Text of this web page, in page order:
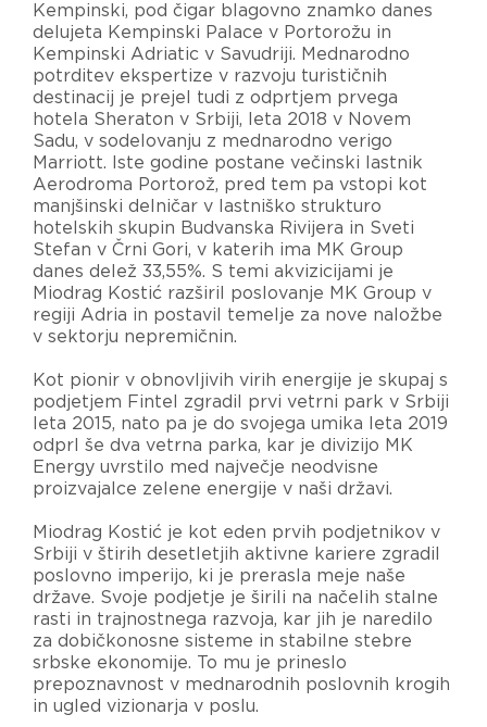
Kempinski, pod čigar blagovno znamko danes
delujeta Kempinski Palace v Portorožu in
Kempinski Adriatic v Savudriji. Mednarodno
potrditev ekspertize v razvoju turističnih
destinacij je prejel tudi z odprtjem prvega
hotela Sheraton v Srbiji, leta 2018 v Novem
Sadu, v sodelovanju z mednarodno verigo
Marriott. Iste godine postane večinski lastnik
Aerodroma Portorož, pred tem pa vstopi kot
manjšinski delničar v lastniško strukturo
hotelskih skupin Budvanska Rivijera in Sveti
Stefan v Črni Gori, v katerih ima MK Group
danes delež 33,55%. S temi akvizicijami je
Miodrag Kostić razširil poslovanje MK Group v
regiji Adria in postavil temelje za nove naložbe
v sektorju nepremičnin.
Kot pionir v obnovljivih virih energije je skupaj s
podjetjem Fintel zgradil prvi vetrni park v Srbiji
leta 2015, nato pa je do svojega umika leta 2019
odprl še dva vetrna parka, kar je divizijo MK
Energy uvrstilo med največje neodvisne
proizvajalce zelene energije v naši državi.
Miodrag Kostić je kot eden prvih podjetnikov v
Srbiji v štirih desetletjih aktivne kariere zgradil
poslovno imperijo, ki je prerasla meje naše
države. Svoje podjetje je širili na načelih stalne
rasti in trajnostnega razvoja, kar jih je naredilo
za dobičkonosne sisteme in stabilne stebre
srbske ekonomije. To mu je prineslo
prepoznavnost v mednarodnih poslovnih krogih
in ugled vizionarja v poslu.